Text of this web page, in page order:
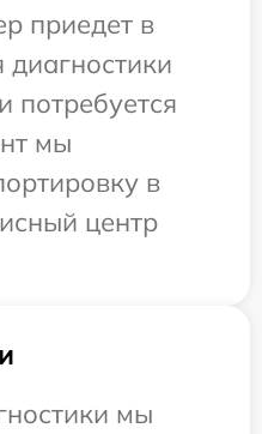
приедет в
потребуется
мы
в
центр
мы